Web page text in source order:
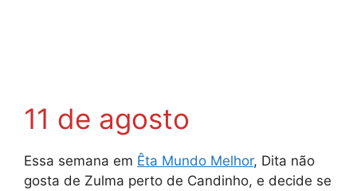
11 de agosto
Essa semana em Êta Mundo Melhor, Dita não
gosta de Zulma perto de Candinho, e decide se